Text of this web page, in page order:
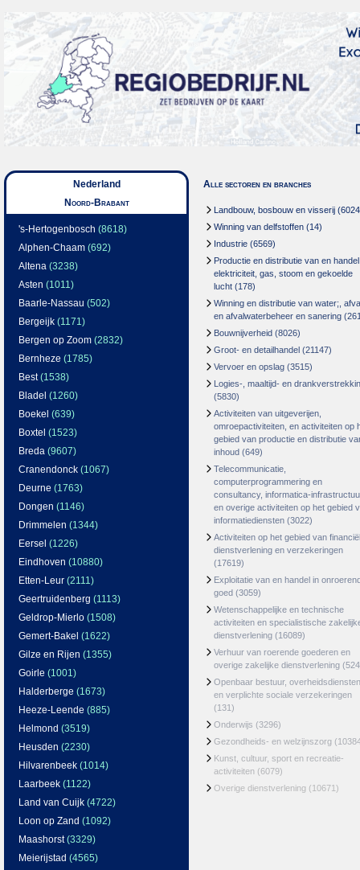
Nederland
Noord-Brabant
's-Hertogenbosch (8618)
Alphen-Chaam (692)
Altena (3238)
Asten (1011)
Baarle-Nassau (502)
Bergeijk (1171)
Bergen op Zoom (2832)
Bernheze (1785)
Best(1538)
Bladel (1260)
Boekel (639)
Boxtel (1523)
Breda (9607)
Cranendonck (1067)
Deurne (1763)
Dongen (1146)
Drimmelen (1344)
Eersel (1226)
Eindhoven (10880)
Etten-Leur (2111)
Geertruidenberg (1113)
Geldrop-Mierlo (1508)
Gemert-Bakel (1622)
Gilze en Rijen (1355)
Goirle (1001)
Halderberge (1673)
Heeze-Leende (885)
Helmond (3519)
Heusden (2230)
Hilvarenbeek (1014)
Laarbeek (1122)
Land van Cuijk (4722)
Loon op Zand (1092)
Maashorst(3329)
Meierijstad (4565)
Alle sectoren en branches
Landbouw, bosbouw en visserij
Winning van delfstoffen (14)
Industrie (6569)
Productie en distributie van en
elektriciteit, gas, stoom en gekoelde
lucht (178)
Winning en distributie van water;,
en afvalwaterbeheer en sanering
Bouwnijverheid (8026)
Groot- en detailhandel (21147)
Vervoer en opslag (3515)
Logies-, maaltijd- en
(5830)
Activiteiten van uitgeverijen,
omroepactiviteiten, en activiteiten op
gebied van productie en distributie
inhoud (649)
Telecommunicatie,
computerprogrammering en
consultancy, informatica-
en overige activiteiten op het gebied
informatiediensten (3022)
Activiteiten op het gebied van
dienstverlening en verzekeringen
(17619)
Exploitatie van en handel in
goed (3059)
Wetenschappelijke en technische
activiteiten en specialistische
dienstverlening (16089)
Verhuur van roerende goederen en
overige zakelijke dienstverlening
Openbaar bestuur, overheidsdiensten
en verplichte sociale verzekeringen
(131)
Onderwijs (3296)
Gezondheids- en welzijnszorg
Kunst, cultuur, sport en recreatie-
activiteiten (6079)
Overige dienstverlening (10671)